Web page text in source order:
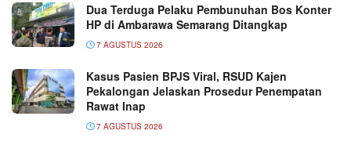
Dua Terduga Pelaku Pembunuhan Bos Konter
HP di Ambarawa Semarang Ditangkap
7 AGUSTUS 2026
Kasus Pasien BPJS Viral, RSUD Kajen
Pekalongan Jelaskan Prosedur Penempatan
Rawat Inap
7 AGUSTUS 2026